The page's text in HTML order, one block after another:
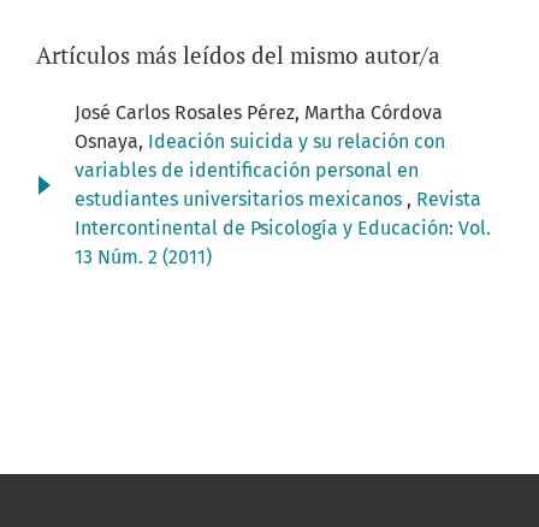
Artículos más leídos del mismo autor/a
José Carlos Rosales Pérez, Martha Córdova
Osnaya, Ideación suicida y su relación con
variables de identificación personal en
estudiantes universitarios mexicanos , Revista
Intercontinental de Psicología y Educación: Vol.
13 Núm. 2 (2011)